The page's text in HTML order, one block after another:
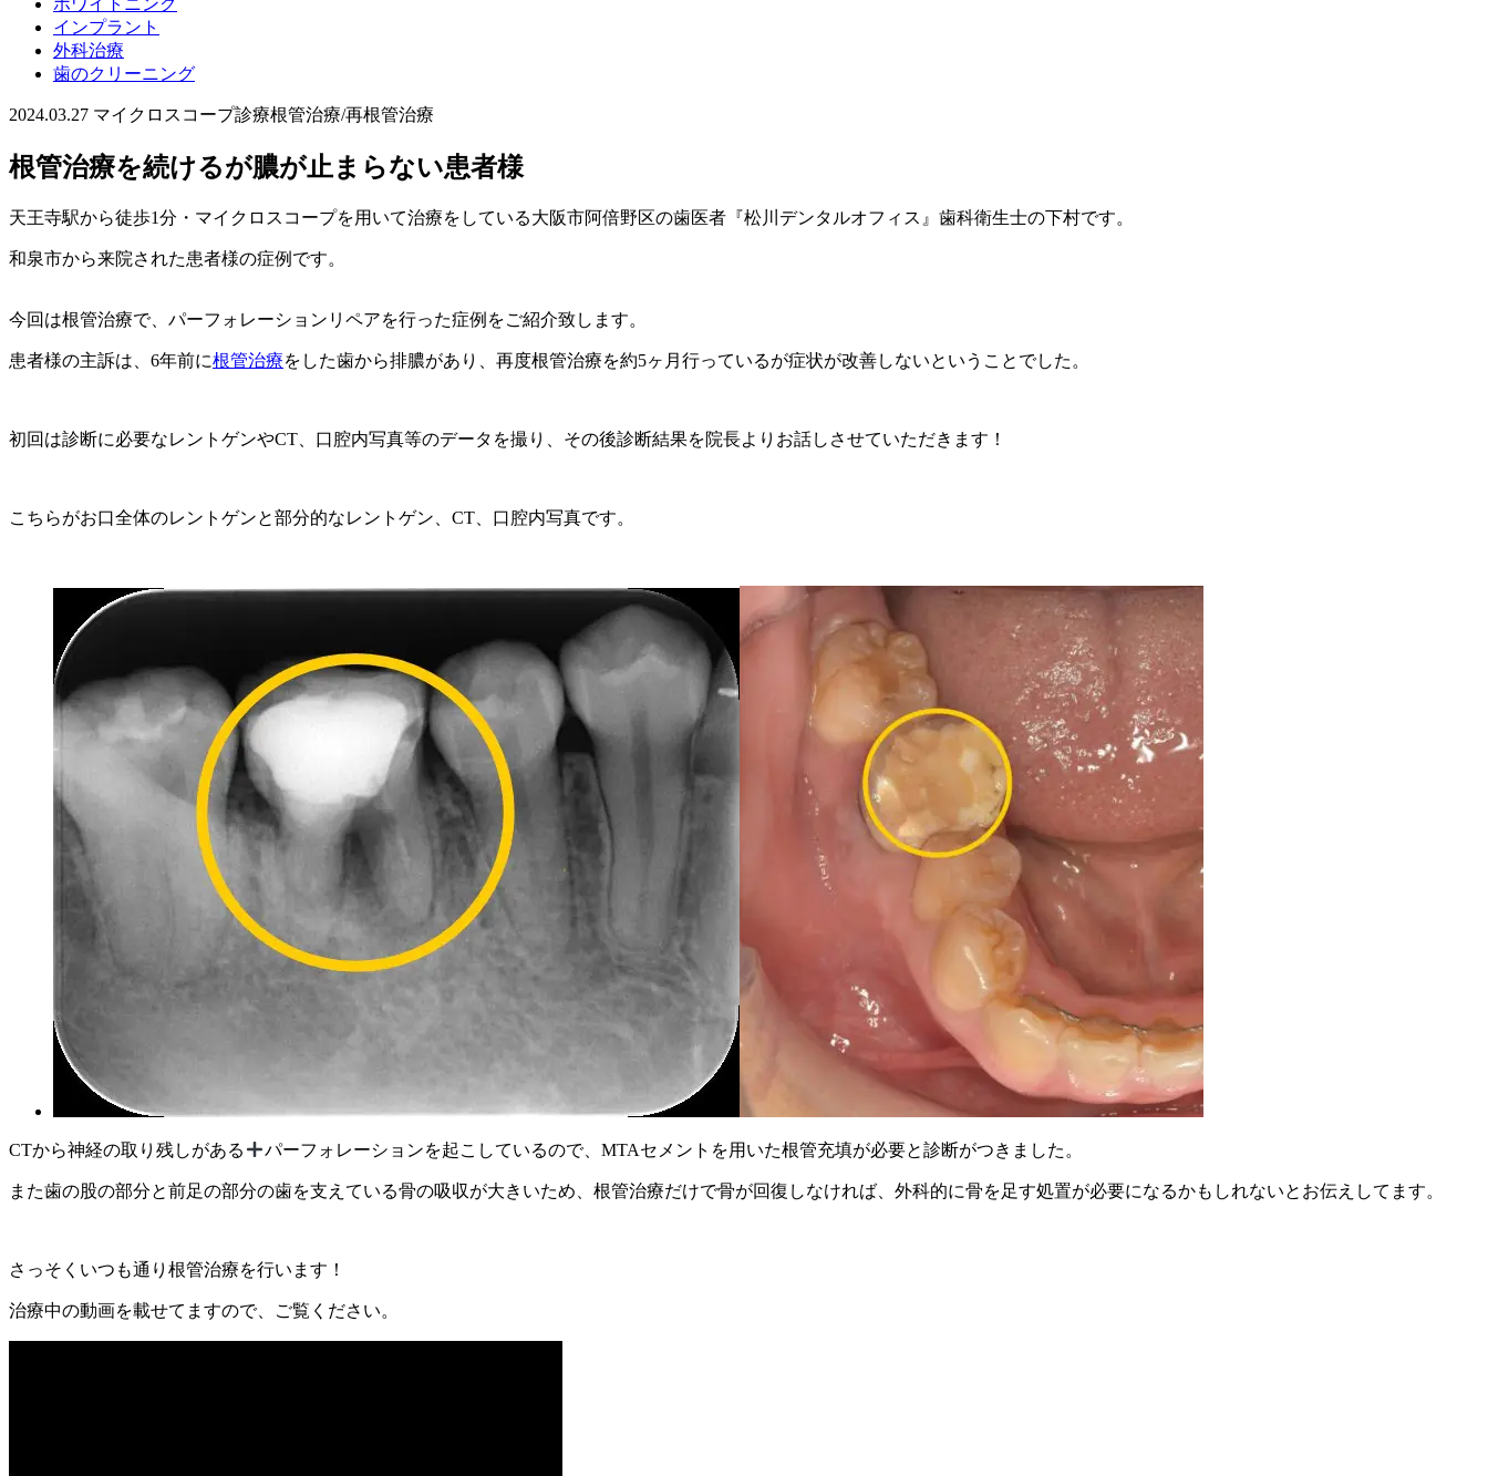
ホワイトニング
インプラント
外科治療
歯のクリーニング
2024.03.27 マイクロスコープ診療根管治療/再根管治療
根管治療を続けるが膿が止まらない患者様
天王寺駅から徒歩1分・マイクロスコープを用いて治療をしている大阪市阿倍野区の歯医者『松川デンタルオフィス』歯科衛生士の下村です。
和泉市から来院された患者様の症例です。
今回は根管治療で、パーフォレーションリペアを行った症例をご紹介致します。
患者様の主訴は、6年前に根管治療をした歯から排膿があり、再度根管治療を約5ヶ月行っているが症状が改善しないということでした。
初回は診断に必要なレントゲンやCT、口腔内写真等のデータを撮り、その後診断結果を院長よりお話しさせていただきます！
こちらがお口全体のレントゲンと部分的なレントゲン、CT、口腔内写真です。
CTから神経の取り残しがある パーフォレーションを起こしているので、MTAセメントを用いた根管充填が必要と診断がつきました。
また歯の股の部分と前足の部分の歯を支えている骨の吸収が大きいため、根管治療だけで骨が回復しなければ、外科的に骨を足す処置が必要になるかもしれないとお伝えしてます。
さっそくいつも通り根管治療を行います！
治療中の動画を載せてますので、ご覧ください。